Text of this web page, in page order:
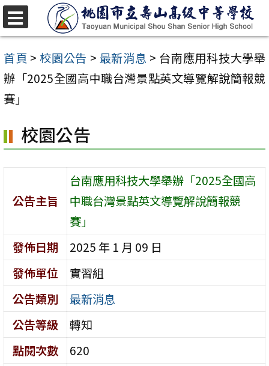
跳
至
主
要
內
區
首頁 > 校園公告 > 最新消息 > 台南應用科技大學舉
辦「2025全國高中職台灣景點英文導覽解說簡報競
賽」
校園公告
公告主旨
台南應用科技大學舉辦「2025全國高
中職台灣景點英文導覽解說簡報競
賽」
發佈日期
2025 年 1 月 09 日
發佈單位
實習組
公告類別
最新消息
公告等級
轉知
點閱次數
620
選
單